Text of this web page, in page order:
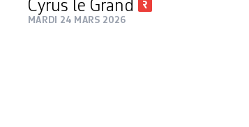
Cyrus le Grand
MARDI 24 MARS 2026